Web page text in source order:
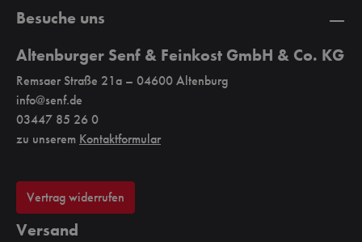
Besuche uns
Altenburger Senf & Feinkost GmbH & Co. KG
Remsaer Straße 21a – 04600 Altenburg
info@senf.de
03447 85 26 0
zu unserem Kontaktformular
Vertrag widerrufen
Versand